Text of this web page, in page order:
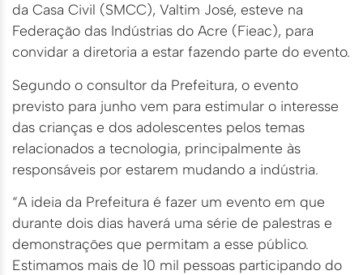
da Casa Civil (SMCC), Valtim José, esteve na
Federação das Indústrias do Acre (Fieac), para
convidar a diretoria a estar fazendo parte do evento.
Segundo o consultor da Prefeitura, o evento
previsto para junho vem para estimular o interesse
das crianças e dos adolescentes pelos temas
relacionados a tecnologia, principalmente às
responsáveis por estarem mudando a indústria.
“A ideia da Prefeitura é fazer um evento em que
durante dois dias haverá uma série de palestras e
demonstrações que permitam a esse público.
Estimamos mais de 10 mil pessoas participando do